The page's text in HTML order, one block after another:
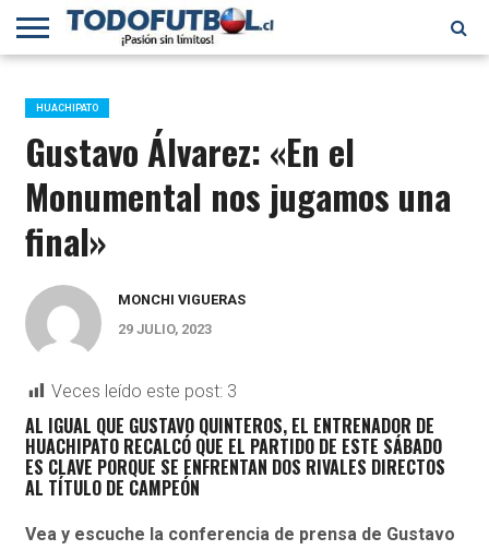
PRIMERA
B
SELECCIÓN
CHILENA
CHILENOS
EN EL
MUNDO
FÚTBOL
INTERNACIONAL
HUACHIPATO
Gustavo Álvarez: «En el
Monumental nos jugamos una
final»
MONCHI VIGUERAS
29 JULIO, 2023
Veces leído este post: 3
AL IGUAL QUE GUSTAVO QUINTEROS, EL ENTRENADOR DE
HUACHIPATO RECALCÓ QUE EL PARTIDO DE ESTE SÁBADO
ES CLAVE PORQUE SE ENFRENTAN DOS RIVALES DIRECTOS
AL TÍTULO DE CAMPEÓN
Vea y escuche la conferencia de prensa de Gustavo